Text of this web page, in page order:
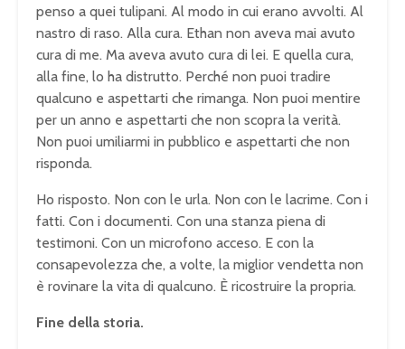
penso a quei tulipani. Al modo in cui erano avvolti. Al
nastro di raso. Alla cura. Ethan non aveva mai avuto
cura di me. Ma aveva avuto cura di lei. E quella cura,
alla fine, lo ha distrutto. Perché non puoi tradire
qualcuno e aspettarti che rimanga. Non puoi mentire
per un anno e aspettarti che non scopra la verità.
Non puoi umiliarmi in pubblico e aspettarti che non
risponda.
Ho risposto. Non con le urla. Non con le lacrime. Con i
fatti. Con i documenti. Con una stanza piena di
testimoni. Con un microfono acceso. E con la
consapevolezza che, a volte, la miglior vendetta non
è rovinare la vita di qualcuno. È ricostruire la propria.
Fine della storia.